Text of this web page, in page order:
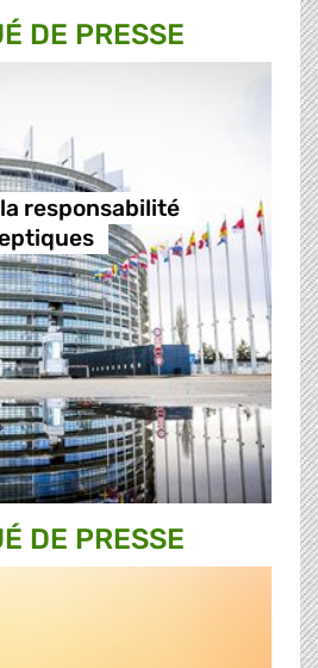
DE PRESSE
responsabilité
DE PRESSE